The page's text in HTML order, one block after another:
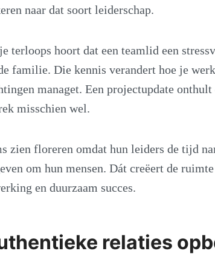
naar dat soort leiderschap.
terloops hoort dat een teamlid een
familie. Die kennis verandert hoe je
managet. Een projectupdate
misschien wel.
zien floreren omdat hun leiders de tijd
om hun mensen. Dát creëert de
en duurzaam succes.
relaties